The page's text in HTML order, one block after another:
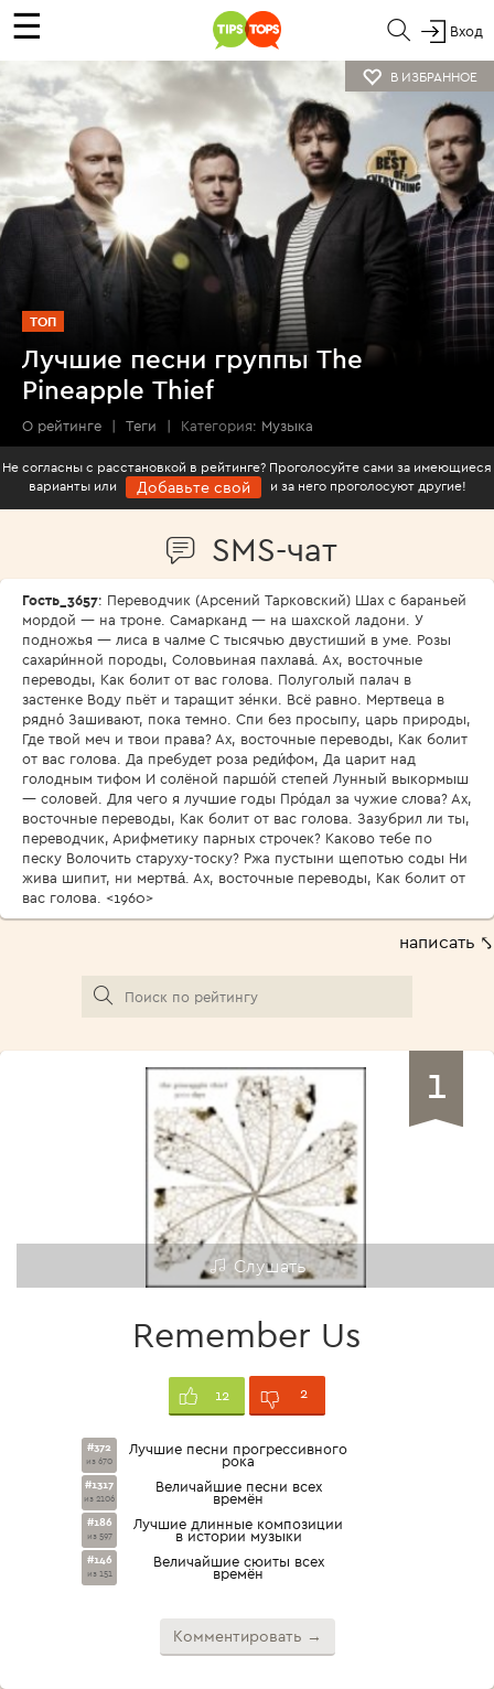
☰ Вход
В ИЗБРАННОЕ
ТОП
Лучшие песни группы The
Pineapple Thief
О рейтинге | Теги | Категория: Музыка
Не согласны с расстановкой в рейтинге? Проголосуйте сами за имеющиеся
варианты или
Добавьте свой и за него проголосуют другие!
SMS-чат
Гость_3657: Переводчик (Арсений Тарковский) Шах с бараньей
мордой — на троне. Самарканд — на шахской ладони. У
подножья — лиса в чалме С тысячью двустиший в уме. Розы
сахари́нной породы, Соловьиная пахлава́. Ах, восточные
переводы, Как болит от вас голова. Полуголый палач в
застенке Воду пьёт и таращит зе́нки. Всё равно. Мертвеца в
рядно́ Зашивают, пока темно. Спи без просыпу, царь природы,
Где твой меч и твои права? Ах, восточные переводы, Как болит
от вас голова. Да пребудет роза реди́фом, Да царит над
голодным тифом И солёной паршо́й степей Лунный выкормыш
— соловей. Для чего я лучшие годы Про́дал за чужие слова? Ах,
восточные переводы, Как болит от вас голова. Зазубрил ли ты,
переводчик, Арифметику парных строчек? Каково тебе по
песку Волочить старуху-тоску? Ржа пустыни щепотью соды Ни
жива шипит, ни мертва́. Ах, восточные переводы, Как болит от
вас голова. <1960>
написать ⤣
1
Слушать
Remember Us
12 2
#372
из 670
Лучшие песни прогрессивного
рока
#1317
из 2106
Величайшие песни всех
времён
#186
из 597
Лучшие длинные композиции
в истории музыки
#146
из 151
Величайшие сюиты всех
времён
Комментировать →